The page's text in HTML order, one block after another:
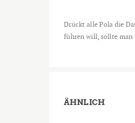
Drückt alle Pola die
führen will, sollte
ÄHNLICH